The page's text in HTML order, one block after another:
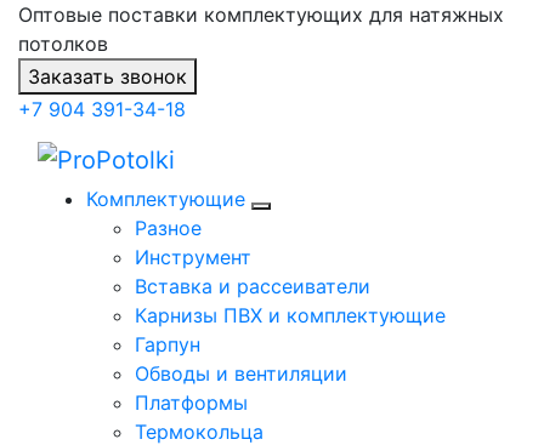
Оптовые поставки комплектующих для натяжных
потолков
Заказать звонок
+7 904 391-34-18
Комплектующие
Разное
Инструмент
Вставка и рассеиватели
Карнизы ПВХ и комплектующие
Гарпун
Обводы и вентиляции
Платформы
Термокольца